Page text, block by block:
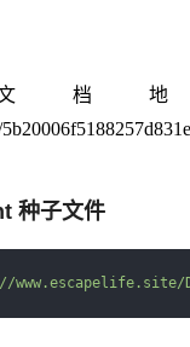
档地
种子文件
www.escapelife.site/